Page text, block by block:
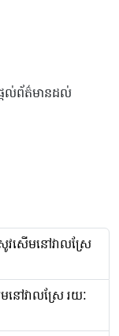
តល់ព័ត៌មានដល់
វសើមនៅវាលស្រែ
នៅវាលស្រែ រយៈ